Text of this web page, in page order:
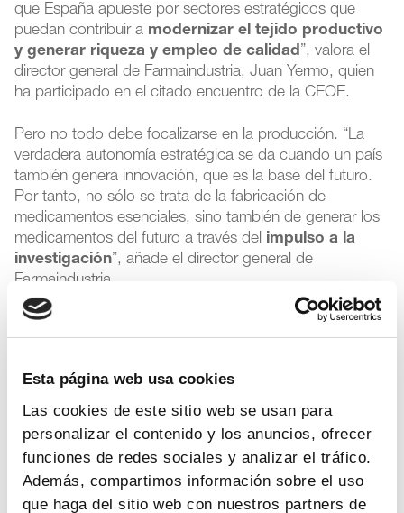
Esta página web usa cookies
Las cookies de este sitio web se usan para
personalizar el contenido y los anuncios, ofrecer
funciones de redes sociales y analizar el tráfico.
Además, compartimos información sobre el uso
que haga del sitio web con nuestros partners de
que España apueste por sectores estratégicos que
puedan contribuir a modernizar el tejido productivo
y generar riqueza y empleo de calidad”, valora el
director general de Farmaindustria, Juan Yermo, quien
ha participado en el citado encuentro de la CEOE.
Pero no todo debe focalizarse en la producción. “La
verdadera autonomía estratégica se da cuando un país
también genera innovación, que es la base del futuro.
Por tanto, no sólo se trata de la fabricación de
medicamentos esenciales, sino también de generar los
medicamentos del futuro a través del impulso a la
investigación”, añade el director general de
Farmaindustria.
Y es que, a quien beneficia fundamentalmente impulsar
continuado a los tratamientos que necesiten. En este
punto, Yermo recuerda que “hoy buena parte de la
innovación farmacéutica no está llegando a los
pacientes españoles que la necesitan o lo hace con
mucho tiempo de retraso y con restricciones en su
uso”. El sector invirtió en 2021 casi1.300 millones de
euros sólo en Españaen investigación y desarrollo de